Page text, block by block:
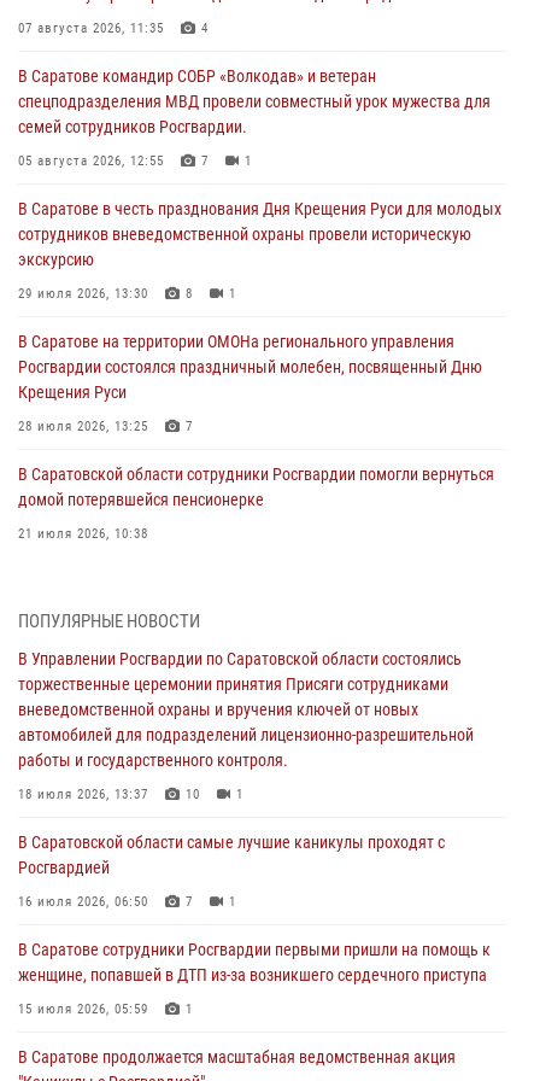
07 августа 2026, 11:35 4
В Саратове командир СОБР «Волкодав» и ветеран
спецподразделения МВД провели совместный урок мужества для
семей сотрудников Росгвардии.
05 августа 2026, 12:55 7 1
В Саратове в честь празднования Дня Крещения Руси для молодых
сотрудников вневедомственной охраны провели историческую
экскурсию
29 июля 2026, 13:30 8 1
В Саратове на территории ОМОНа регионального управления
Росгвардии состоялся праздничный молебен, посвященный Дню
Крещения Руси
28 июля 2026, 13:25 7
В Саратовской области сотрудники Росгвардии помогли вернуться
домой потерявшейся пенсионерке
21 июля 2026, 10:38
вневедомственной охраны и вручения ключей от новых
автомобилей для подразделений лицензионно-разрешительной
работы и государственного контроля.
18 июля 2026, 13:37 10 1
В Саратовской области самые лучшие каникулы проходят с
Росгвардией
В Саратове сотрудники Росгвардии первыми пришли на помощь к
женщине, попавшей в ДТП из-за возникшего сердечного приступа
В Саратове продолжается масштабная ведомственная акция
"Каникулы с Росгвардией"
ПОПУЛЯРНЫЕ НОВОСТИ
В Управлении Росгвардии по Саратовской области состоялись
торжественные церемонии принятия Присяги сотрудниками
вневедомственной охраны и вручения ключей от новых
автомобилей для подразделений лицензионно-разрешительной
работы и государственного контроля.
18 июля 2026, 13:37 10 1
В Саратовской области самые лучшие каникулы проходят с
Росгвардией
16 июля 2026, 06:50 7 1
В Саратове сотрудники Росгвардии первыми пришли на помощь к
женщине, попавшей в ДТП из-за возникшего сердечного приступа
15 июля 2026, 05:59 1
В Саратове продолжается масштабная ведомственная акция